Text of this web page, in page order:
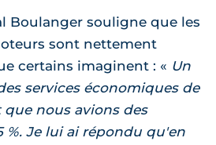
Boulanger souligne que les
sont nettement
certains imaginent :
Un
services économiques de
nous avions des
%. Je lui ai répondu qu'en